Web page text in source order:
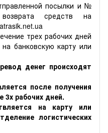
посылки и №
средств на
трех рабочих дней
банковскую карту или
денег происходят
после получения
3х рабочих дней.
на карту или
логистических